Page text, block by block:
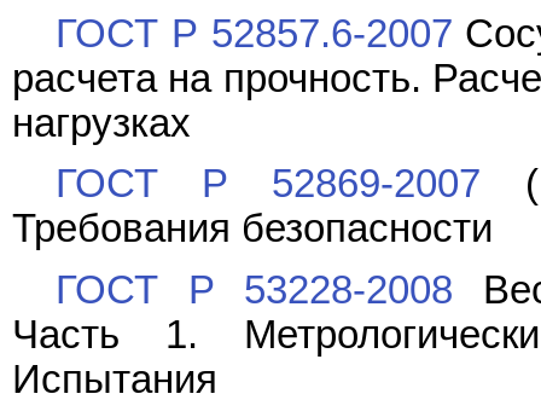
ГОСТ Р 52857.6-2007
расчета на прочность.
нагрузках
ГОСТ Р 52869-2007
Требования безопасности
ГОСТ Р 53228-2008
Часть 1.
Испытания